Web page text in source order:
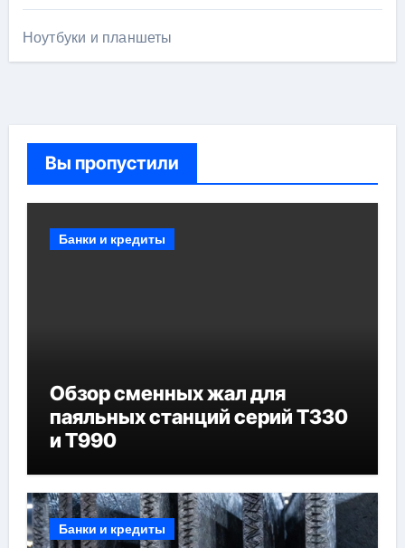
Ноутбуки и планшеты
Вы пропустили
Банки и кредиты
Обзор сменных жал для
паяльных станций серий T330
и T990
Банки и кредиты